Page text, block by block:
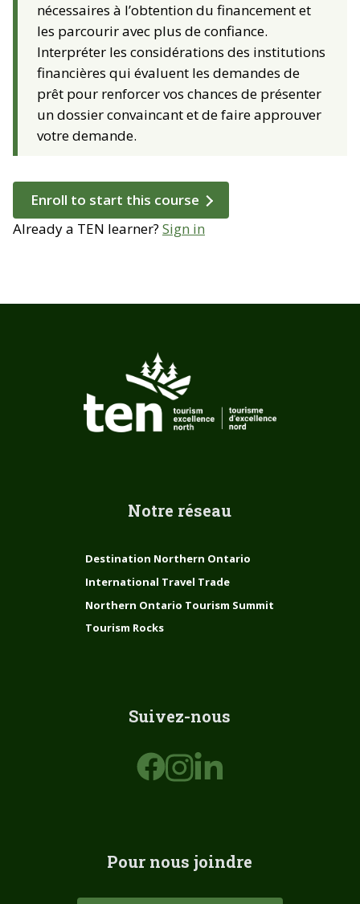
nécessaires à l’obtention du financement et
les parcourir avec plus de confiance.
Interpréter les considérations des institutions
financières qui évaluent les demandes de
prêt pour renforcer vos chances de présenter
un dossier convaincant et de faire approuver
votre demande.
Enroll to start this course
Already a TEN learner? Sign in
Notre réseau
Destination Northern Ontario
International Travel Trade
Northern Ontario Tourism Summit
Tourism Rocks
Suivez-nous
Pour nous joindre